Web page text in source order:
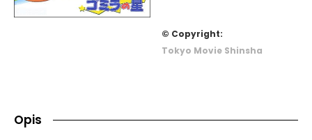
© Copyright:
Tokyo Movie Shinsha
Opis